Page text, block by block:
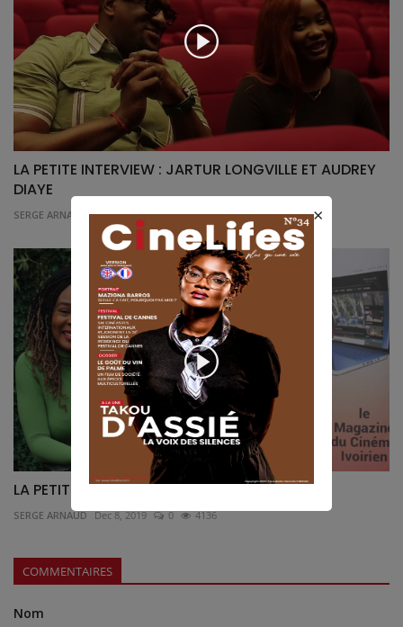
LA PETITE INTERVIEW : JARTUR LONGVILLE ET AUDREY
DIAYE
SERGE ARNAUD Jul 13, 2025 0 1309
LA PETITE INTERVIEW : L'ACTRICE GUEHI EVA
SERGE ARNAUD Dec 8, 2019 0 4136
COMMENTAIRES
Nom
×